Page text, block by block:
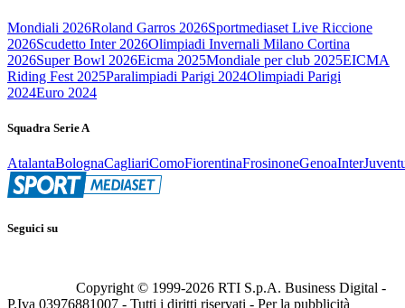
Mondiali 2026Roland Garros 2026Sportmediaset Live Riccione
2026Scudetto Inter 2026Olimpiadi Invernali Milano Cortina
2026Super Bowl 2026Eicma 2025Mondiale per club 2025EICMA
Riding Fest 2025Paralimpiadi Parigi 2024Olimpiadi Parigi
2024Euro 2024
Squadra Serie A
AtalantaBolognaCagliariComoFiorentinaFrosinoneGenoaInter
Seguici su
Copyright © 1999-2026 RTI S.p.A. Business Digital -
P.Iva 03976881007 - Tutti i diritti riservati - Per la pubblicità